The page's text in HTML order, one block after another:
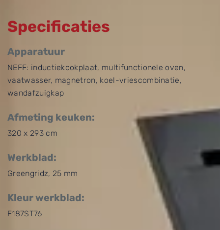
Specificaties
Apparatuur
NEFF: inductiekookplaat, multifunctionele oven,
vaatwasser, magnetron, koel-vriescombinatie,
wandafzuigkap
Afmeting keuken:
320 x 293 cm
Werkblad:
Greengridz, 25 mm
Kleur werkblad:
F187ST76